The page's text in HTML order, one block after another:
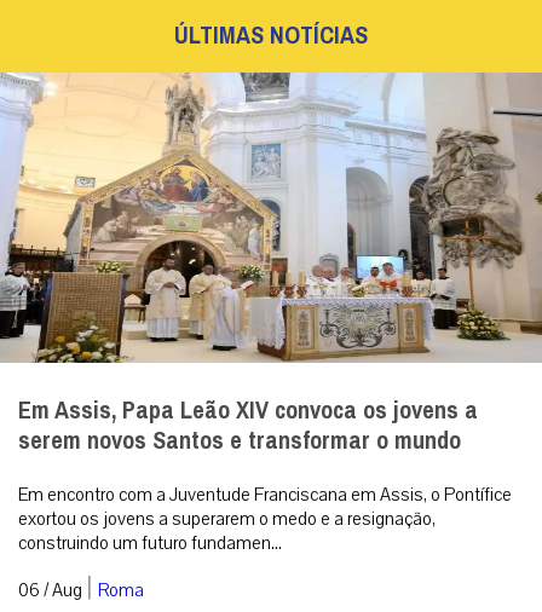
ÚLTIMAS NOTÍCIAS
Em Assis, Papa Leão XIV convoca os jovens a
serem novos Santos e transformar o mundo
Em encontro com a Juventude Franciscana em Assis, o Pontífice
exortou os jovens a superarem o medo e a resignação,
construindo um futuro fundamen...
06 / Aug | Roma